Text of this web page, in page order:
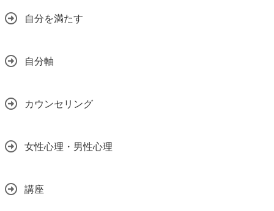
自分を満たす
自分軸
カウンセリング
女性心理・男性心理
講座